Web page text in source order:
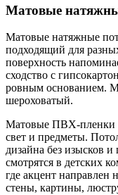
Матовые
Матовые натяжные
подходящий для
поверхность
сходство с
ровным основанием.
шероховатый.
Матовые ПВХ-пленки
свет и предметы.
дизайна без изысков
смотрятся в детских
где акцент
стены, картины,